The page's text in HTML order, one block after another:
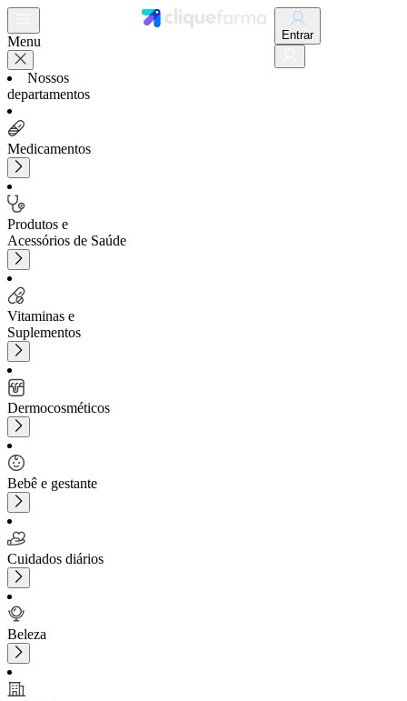
Menu
Nossos
departamentos
Medicamentos
Produtos e
Acessórios de Saúde
Vitaminas e
Suplementos
Dermocosméticos
Bebê e gestante
Cuidados diários
Beleza
Entrar